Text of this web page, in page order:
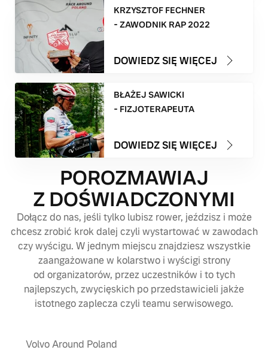
KRZYSZTOF FECHNER
- ZAWODNIK RAP 2022
DOWIEDZ SIĘ WIĘCEJ
BŁAŻEJ SAWICKI
- FIZJOTERAPEUTA
DOWIEDZ SIĘ WIĘCEJ
POROZMAWIAJ
Z DOŚWIADCZONYMI
Dołącz do nas, jeśli tylko lubisz rower, jeździsz i może
chcesz zrobić krok dalej czyli wystartować w zawodach
czy wyścigu. W jednym miejscu znajdziesz wszystkie
zaangażowane w kolarstwo i wyścigi strony
od organizatorów, przez uczestników i to tych
najlepszych, zwycięskich po przedstawicieli jakże
istotnego zaplecza czyli teamu serwisowego.
Volvo Around Poland